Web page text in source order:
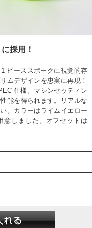
採用！
ピーススポークに視覚的存
ムデザインを忠実に再現！
仕様。マシンセッティン
能を得られます。リアルな
。カラーはライムイエロー
意しました。オフセットは